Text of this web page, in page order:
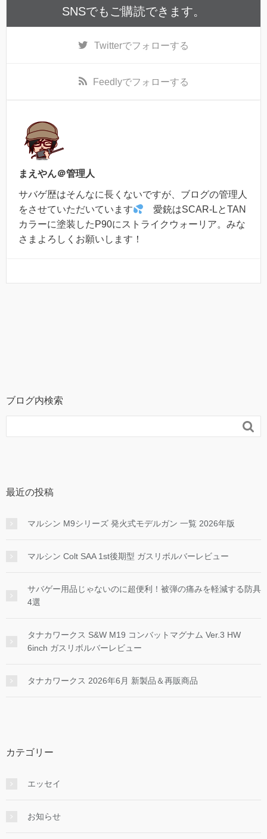
SNSでもご購読できます。
Twitterでフォローする
Feedlyでフォローする
まえやん＠管理人
サバゲ歴はそんなに長くないですが、ブログの管理人
をさせていただいています
愛銃はSCAR-LとTAN
カラーに塗装したP90にストライクウォーリア。みな
さまよろしくお願いします！
ブログ内検索

最近の投稿
マルシン M9シリーズ 発火式モデルガン 一覧 2026年版
マルシン Colt SAA 1st後期型 ガスリボルバーレビュー
サバゲー用品じゃないのに超便利！被弾の痛みを軽減する防具
4選
タナカワークス S&W M19 コンバットマグナム Ver.3 HW
6inch ガスリボルバーレビュー
タナカワークス 2026年6月 新製品＆再販商品
カテゴリー
エッセイ
お知らせ